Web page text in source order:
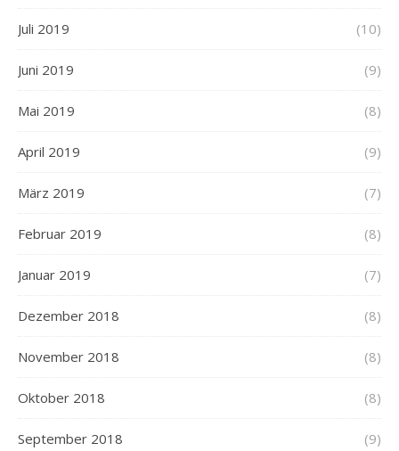
Juli 2019 (10)
Juni 2019 (9)
Mai 2019 (8)
April 2019 (9)
März 2019 (7)
Februar 2019 (8)
Januar 2019 (7)
Dezember 2018 (8)
November 2018 (8)
Oktober 2018 (8)
September 2018 (9)